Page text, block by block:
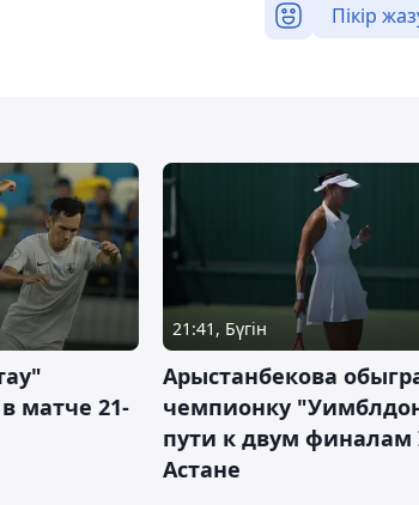
Пікір
матче 21-
21:41, Бүгін
Арыстанбекова
чемпионку
пути к двум финалам
Астане